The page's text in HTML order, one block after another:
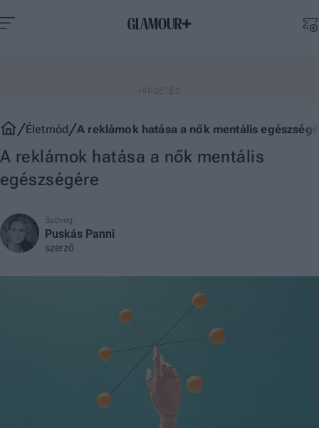
Életmód A reklámok hatása a nők mentális
A reklámok hatása a nők mentális
egészségére
Szöveg:
Puskás Panni
szerző